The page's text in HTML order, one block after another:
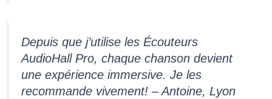
Depuis que j’utilise les Écouteurs
AudioHall Pro, chaque chanson devient
une expérience immersive. Je les
recommande vivement! – Antoine, Lyon